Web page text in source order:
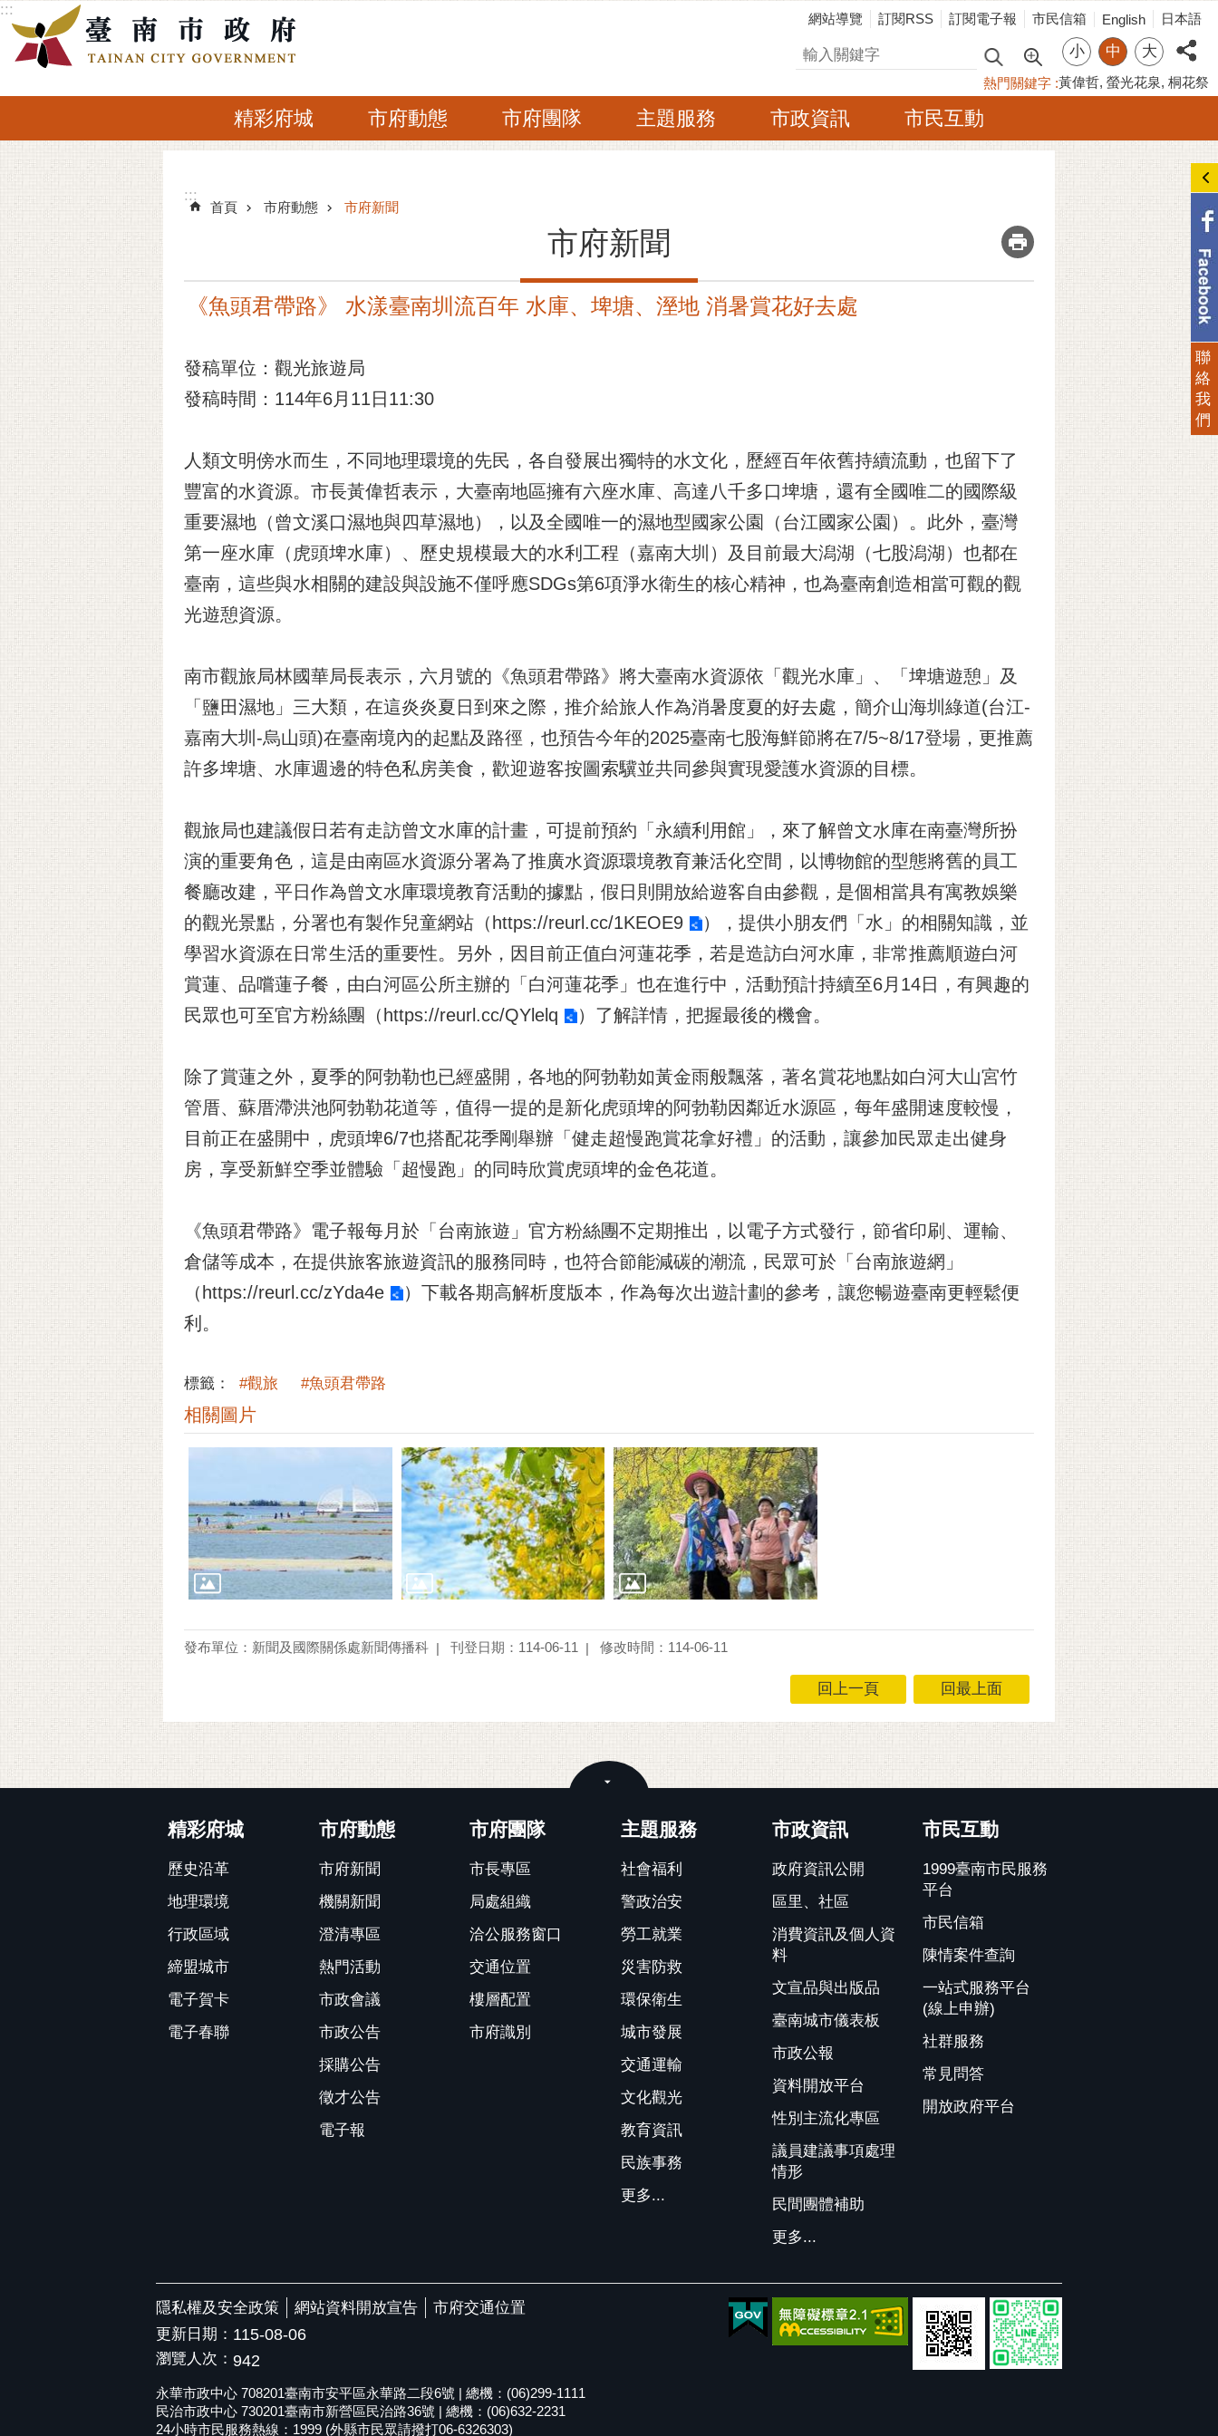
跳到主要內容區塊
:::
網站導覽 訂閱RSS 訂閱電子報 市民信箱 English 日本語
搜尋 小 中 大
熱門關鍵字 黃偉哲 螢光花泉 桐花祭
精彩府城 市府動態 市府團隊 主題服務 市政資訊 市民互動
:::
:::
首頁 市府動態 市府新聞
市府新聞 _
《魚頭君帶路》 水漾臺南圳流百年 水庫、埤塘、溼地 消暑賞花好去處
發稿單位：觀光旅遊局
發稿時間：114年6月11日11:30
人類文明傍水而生，不同地理環境的先民，各自發展出獨特的水文化，歷經百年依舊持續流動，也留下了
豐富的水資源。市長黃偉哲表示，大臺南地區擁有六座水庫、高達八千多口埤塘，還有全國唯二的國際級
重要濕地（曾文溪口濕地與四草濕地），以及全國唯一的濕地型國家公園（台江國家公園）。此外，臺灣
第一座水庫（虎頭埤水庫）、歷史規模最大的水利工程（嘉南大圳）及目前最大潟湖（七股潟湖）也都在
臺南，這些與水相關的建設與設施不僅呼應SDGs第6項淨水衛生的核心精神，也為臺南創造相當可觀的觀
光遊憩資源。
南市觀旅局林國華局長表示，六月號的《魚頭君帶路》將大臺南水資源依「觀光水庫」、「埤塘遊憩」及
「鹽田濕地」三大類，在這炎炎夏日到來之際，推介給旅人作為消暑度夏的好去處，簡介山海圳綠道(台江-
嘉南大圳-烏山頭)在臺南境內的起點及路徑，也預告今年的2025臺南七股海鮮節將在7/5~8/17登場，更推薦
許多埤塘、水庫週邊的特色私房美食，歡迎遊客按圖索驥並共同參與實現愛護水資源的目標。
觀旅局也建議假日若有走訪曾文水庫的計畫，可提前預約「永續利用館」，來了解曾文水庫在南臺灣所扮
演的重要角色，這是由南區水資源分署為了推廣水資源環境教育兼活化空間，以博物館的型態將舊的員工
餐廳改建，平日作為曾文水庫環境教育活動的據點，假日則開放給遊客自由參觀，是個相當具有寓教娛樂
的觀光景點，分署也有製作兒童網站（ https://reurl.cc/1KEOE9
），提供小朋友們「水」的相關知識，並
學習水資源在日常生活的重要性。另外，因目前正值白河蓮花季，若是造訪白河水庫，非常推薦順遊白河
賞蓮、品嚐蓮子餐，由白河區公所主辦的「白河蓮花季」也在進行中，活動預計持續至6月14日，有興趣的
民眾也可至官方粉絲團（ https://reurl.cc/QYlelq ）了解詳情，把握最後的機會。
除了賞蓮之外，夏季的阿勃勒也已經盛開，各地的阿勃勒如黃金雨般飄落，著名賞花地點如白河大山宮竹
管厝、蘇厝滯洪池阿勃勒花道等，值得一提的是新化虎頭埤的阿勃勒因鄰近水源區，每年盛開速度較慢，
目前正在盛開中，虎頭埤6/7也搭配花季剛舉辦「健走超慢跑賞花拿好禮」的活動，讓參加民眾走出健身
房，享受新鮮空季並體驗「超慢跑」的同時欣賞虎頭埤的金色花道。
《魚頭君帶路》電子報每月於「台南旅遊」官方粉絲團不定期推出，以電子方式發行，節省印刷、運輸、
倉儲等成本，在提供旅客旅遊資訊的服務同時，也符合節能減碳的潮流，民眾可於「台南旅遊網」
（ https://reurl.cc/zYda4e
）下載各期高解析度版本，作為每次出遊計劃的參考，讓您暢遊臺南更輕鬆便
利。
標籤： #觀旅 #魚頭君帶路
相關圖片
發布單位：新聞及國際關係處新聞傳播科 刊登日期：114-06-11 修改時間：114-06-11
回上一頁 回最上面
精彩府城
歷史沿革
地理環境
行政區域
締盟城市
電子賀卡
電子春聯
市府動態
市府新聞
機關新聞
澄清專區
熱門活動
市政會議
市政公告
採購公告
徵才公告
電子報
市府團隊
市長專區
局處組織
洽公服務窗口
交通位置
樓層配置
市府識別
主題服務
社會福利
警政治安
勞工就業
災害防救
環保衛生
城市發展
交通運輸
文化觀光
教育資訊
民族事務
更多...
市政資訊
政府資訊公開
區里、社區
消費資訊及個人資
料
文宣品與出版品
臺南城市儀表板
市政公報
資料開放平台
性別主流化專區
議員建議事項處理
情形
民間團體補助
更多...
市民互動
1999臺南市民服務
平台
市民信箱
陳情案件查詢
一站式服務平台
(線上申辦)
社群服務
常見問答
開放政府平台
隱私權及安全政策 網站資料開放宣告
市府交通位置
更新日期： 115-08-06
瀏覽人次： 942
永華市政中心 708201臺南市安平區永華路二段6號 | 總機：(06)299-1111
民治市政中心 730201臺南市新營區民治路36號 | 總機：(06)632-2231
24小時市民服務熱線：1999 (外縣市民眾請撥打06-6326303)
聯
絡
我
們